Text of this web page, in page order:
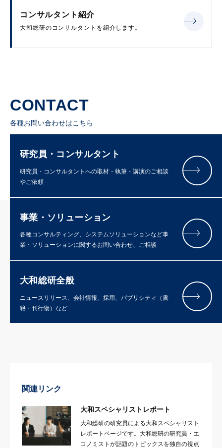
コンサルタント紹介
大和総研のコンサルタントを紹介します。
CONTACT
各種お問い合わせはこちら
研究員・コンサルタント
研究員・コンサルタントへの取材・執筆・講演のご相談
やご依頼
事業・ソリューション
各種コンサルティング、システムソリューションなど事
業・ソリューションに関するお問い合わせ、ご相談
大和総研全般
ニュースリリース、会社情報、採用、パブリシティ（書
籍・刊行物）など
関連リンク
大和スペシャリストレポート
大和総研の研究員による大和スペシャリスト
レポートページです。大和総研の研究員・エ
コノミストが話題のトピックスを独自の視点